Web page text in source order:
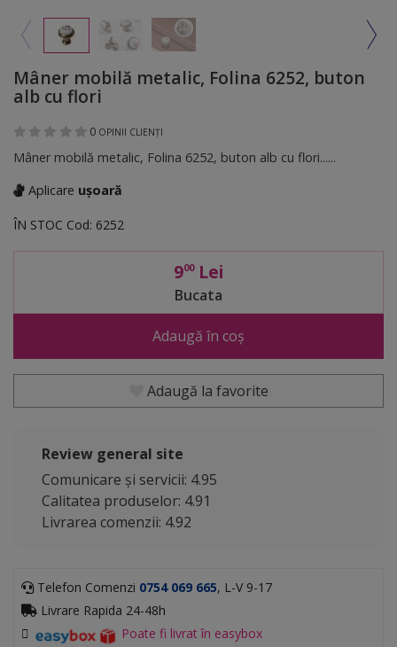
Mâner mobilă metalic, Folina 6252, buton
alb cu flori
0 OPINII CLIENȚI
Mâner mobilă metalic, Folina 6252, buton alb cu flori......
Aplicare ușoară
ÎN STOC Cod: 6252
900Lei
Bucata
Adaugă în coș
Adaugă la favorite
Review general site
Comunicare și servicii: 4.95
Calitatea produselor: 4.91
Livrarea comenzii: 4.92
Telefon Comenzi 0754 069 665, L-V 9-17
Livrare Rapida 24-48h
Poate fi livrat în easybox